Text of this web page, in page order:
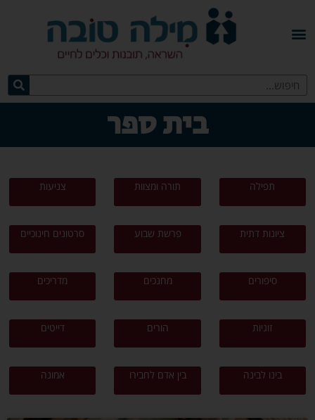
בית ספר
תפילה תורה ומצוות צניעות
ציונות דתית פרשת שבוע סרטונים חינוכיים
סיפורים מחנכים מדריכים
זוגיות הורים דייטים
בינו לבינה בין אדם לחבירו אמונה